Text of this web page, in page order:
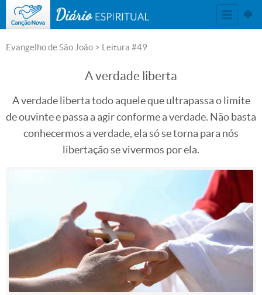
DIÁRIO ESPIRITUAL
Evangelho de São João > Leitura #49
A verdade liberta
A verdade liberta todo aquele que ultrapassa o limite
de ouvinte e passa a agir conforme a verdade. Não basta
conhecermos a verdade, ela só se torna para nós
libertação se vivermos por ela.